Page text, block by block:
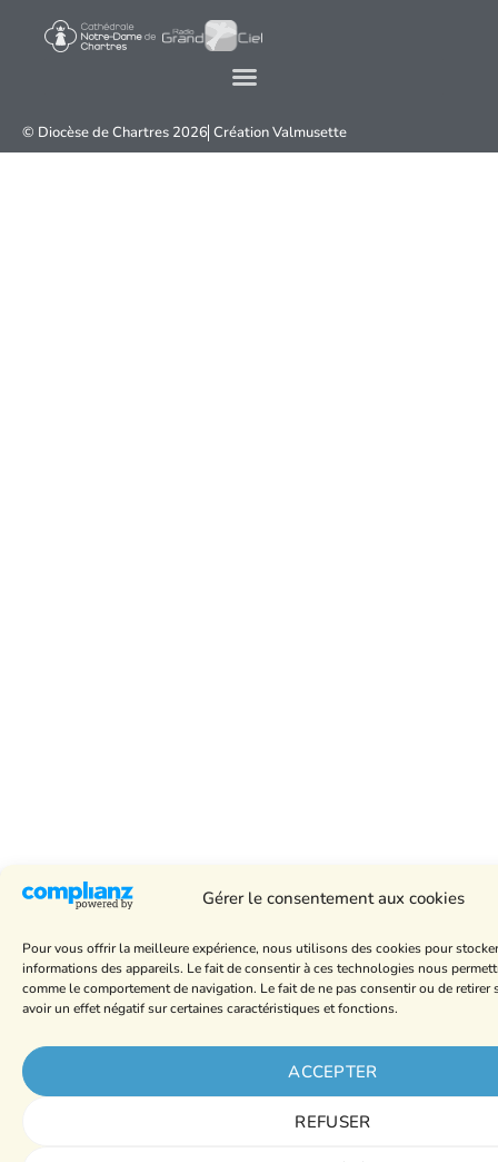
Gérer le consentement aux cookies
Pour vous offrir la meilleure expérience, nous utilisons des cookies pour
informations des appareils. Le fait de consentir à ces technologies nous
comme le comportement de navigation. Le fait de ne pas consentir ou de retirer
avoir un effet négatif sur certaines caractéristiques et fonctions.
ACCEPTER
REFUSER
© Diocèse de Chartres 2026 CréationValmusette